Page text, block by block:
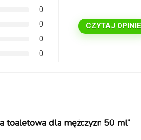
0
0
0
0
CZYTAJ OPINIE
toaletowa dla mężczyzn 50 ml”